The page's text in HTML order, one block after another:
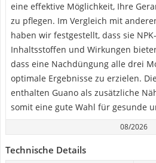
eine effektive Möglichkeit, Ihre
zu pflegen. Im Vergleich mit
haben wir festgestellt, dass sie
Inhaltsstoffen und Wirkungen
dass eine Nachdüngung alle drei
optimale Ergebnisse zu erzielen.
enthalten Guano als zusätzliche
somit eine gute Wahl für gesunde
08/2026
Technische Details